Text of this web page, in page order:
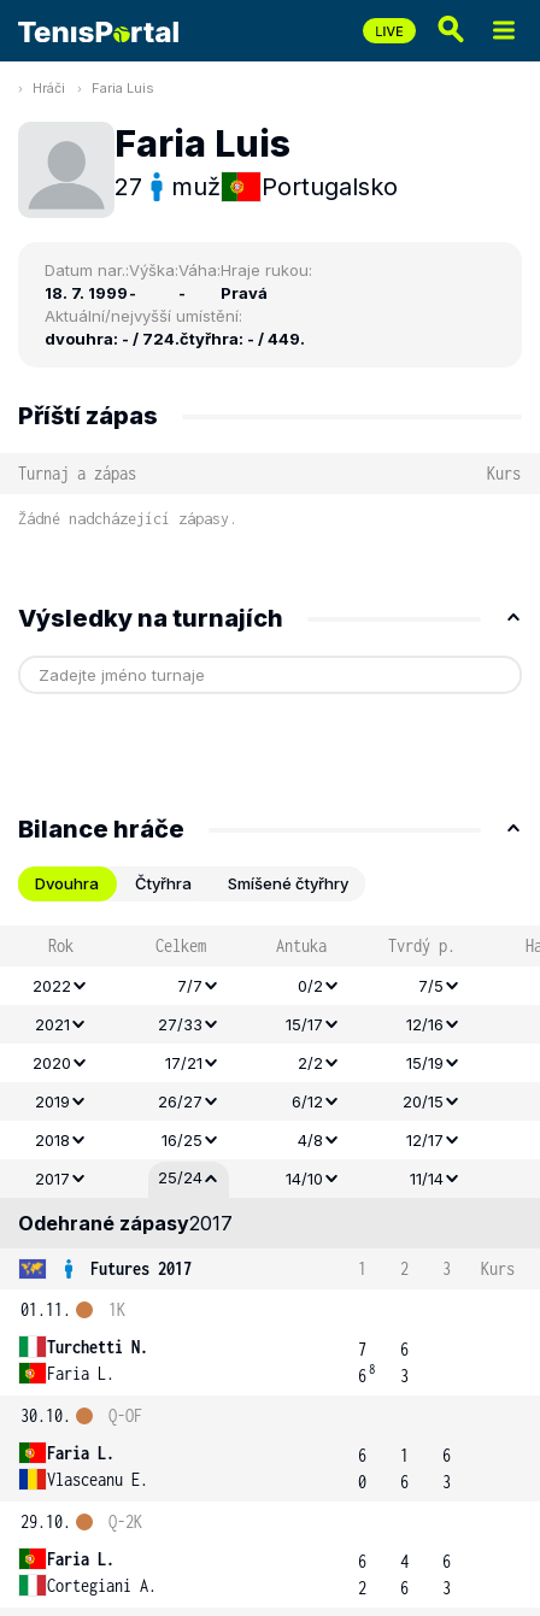
Hráči Faria Luis
Faria Luis
27 muž Portugalsko
Datum nar.:
18. 7. 1999
Výška:
-
Váha:
-
Hraje rukou:
Pravá
Aktuální/nejvyšší umístění:
dvouhra: - / 724.čtyřhra: - / 449.
Příští zápas
Turnaj a zápas Kurs
Žádné nadcházející zápasy.
Výsledky na turnajích
Bilance hráče
Dvouhra Čtyřhra Smíšené čtyřhry
Rok Celkem Antuka Tvrdý p.
2022 7/7 0/2
7/5
2021
27/33 15/17
12/16
2020
17/21 2/2
15/19
2019
26/27 6/12
20/15
2018
16/25 4/8
12/17
2017
25/24 14/10 11/14
Odehrané zápasy2017
Futures 2017 1 2 3
Kurs
01.11.
Turchetti N.
Faria L.
1K
7
68
6
3
30.10.
Faria L.
Vlasceanu E.
Q-OF
6
0
1
6
6
3
29.10.
Faria L.
Cortegiani A.
Q-2K
6
2
4
6
6
3